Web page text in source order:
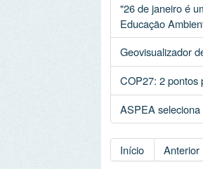
Remover Email
Termos de Uso |
Livro de
Ao aceder a outras